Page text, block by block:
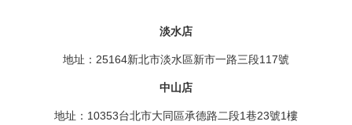
淡水店
地址：25164新北市淡水區新市一路三段117號
中山店
地址：10353台北市大同區承德路二段1巷23號1樓